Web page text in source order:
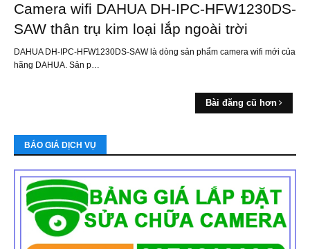
Camera wifi DAHUA DH-IPC-HFW1230DS-
SAW thân trụ kim loại lắp ngoài trời
DAHUA DH-IPC-HFW1230DS-SAW là dòng sản phẩm camera wifi mới của
hãng DAHUA. Sản p…
Bài đăng cũ hơn
BÁO GIÁ DỊCH VỤ